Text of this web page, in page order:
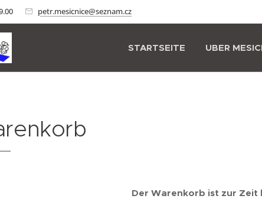
petr.mesicnice@seznam.cz
STARTSEITE UBER
Der Warenkorb ist zur Zeit